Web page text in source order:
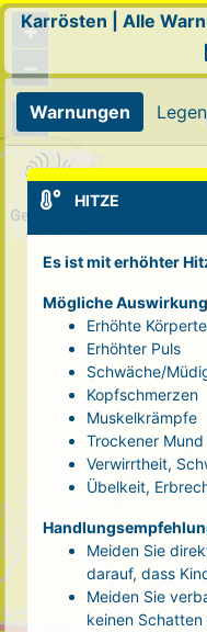
+
−
Karrösten Alle
Warnungen
HITZE
Es ist mit erhöhter
Mögliche
Erhöhte
Erhöhter Puls
Schwäche/
Kopfschmerzen
Muskelkrämpfe
Trockener
Verwirrtheit,
Übelkeit,
Meiden Sie
darauf, dass
Meiden Sie
keinen